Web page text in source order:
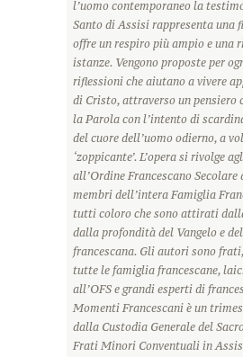
l’uomo contemporaneo la
Santo di Assisi rappresenta una
offre un respiro più ampio e una
istanze. Vengono proposte per
riflessioni che aiutano a vivere
di Cristo, attraverso un pensiero
la Parola con l’intento di
del cuore dell’uomo odierno, a
‘zoppicante’. L’opera si rivolge
all’Ordine Francescano
membri dell’intera Famiglia
tutti coloro che sono attirati
dalla profondità del Vangelo e
francescana. Gli autori sono
tutte le famiglia francescane,
all’OFS e grandi esperti di
Momenti Francescani è un
dalla Custodia Generale del
Frati Minori Conventuali in